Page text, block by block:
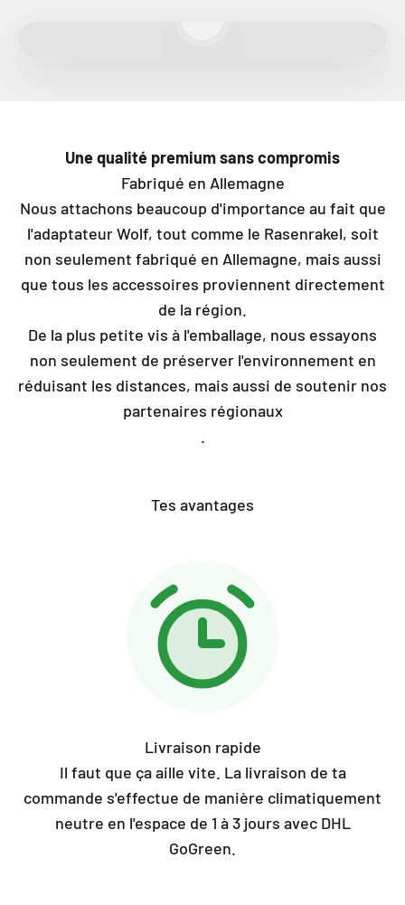
Une qualité premium sans compromis
Fabriqué en Allemagne
Nous attachons beaucoup d'importance au fait que
l'adaptateur Wolf, tout comme le Rasenrakel, soit
non seulement fabriqué en Allemagne, mais aussi
que tous les accessoires proviennent directement
de la région.
De la plus petite vis à l'emballage, nous essayons
non seulement de préserver l'environnement en
réduisant les distances, mais aussi de soutenir nos
partenaires régionaux
.
Tes avantages
Livraison rapide
Il faut que ça aille vite. La livraison de ta
commande s'effectue de manière climatiquement
neutre en l'espace de 1 à 3 jours avec DHL
GoGreen.